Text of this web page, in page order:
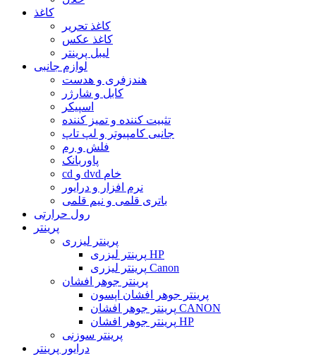
کاغذ
کاغذ تحریر
کاغذ عکس
لیبل پرینتر
لوازم جانبی
هندزفری و هدست
کابل و شارژر
اسپیکر
تثبیت کننده و تمیز کننده
جانبی کامپیوتر و لپ تاپ
فلش و رم
پاوربانک
cd و dvd خام
نرم افزار و درایور
باتری قلمی و نیم قلمی
رول حرارتی
پرینتر
پرینتر لیزری
پرینتر لیزری HP
پرینتر لیزری Canon
پرینتر جوهر افشان
پرینتر جوهر افشان اپسون
پرینتر جوهر افشان CANON
پرینتر جوهر افشان HP
پرینتر سوزنی
درایور پرینتر